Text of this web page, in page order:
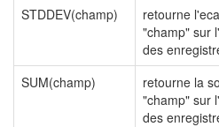
STDDEV(champ)
retourne
"champ" sur
des
SUM(champ)
retourne la
"champ" sur
des